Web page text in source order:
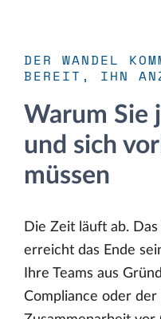
DER WANDEL
BEREIT, IHN
Warum Sie
und sich
müssen
Die Zeit läuft ab.
erreicht das Ende
Ihre Teams aus
Compliance oder